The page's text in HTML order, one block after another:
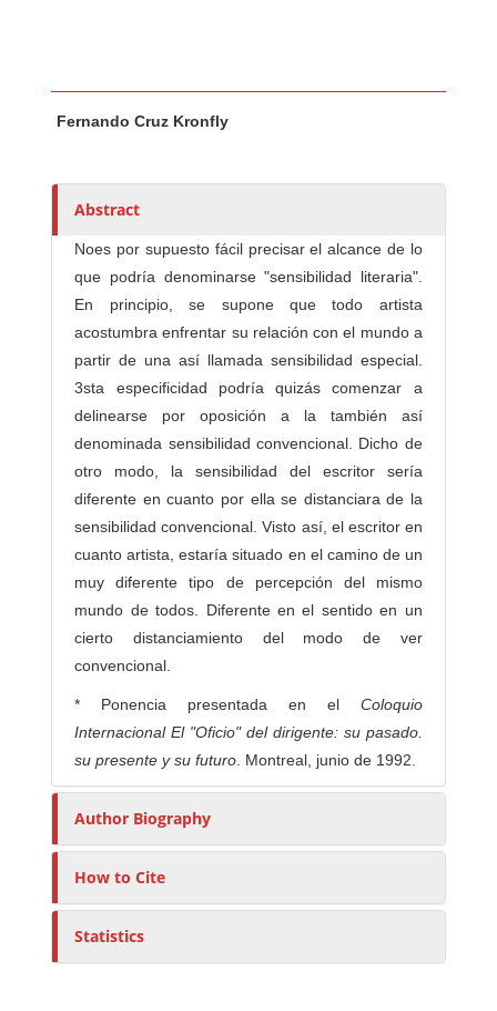
u
h
r
Fernando Cruz Kronfly
Abstract
Noes por supuesto fácil precisar el alcance de lo
que podría denominarse "sensibilidad literaria".
En principio, se supone que todo artista
acostumbra enfrentar su relación con el mundo a
partir de una así llamada sensibilidad especial.
3sta especificidad podría quizás comenzar a
delinearse por oposición a la también así
denominada sensibilidad convencional. Dicho de
otro modo, la sensibilidad del escritor sería
diferente en cuanto por ella se distanciara de la
sensibilidad convencional. Visto así, el escritor en
cuanto artista, estaría situado en el camino de un
muy diferente tipo de percepción del mismo
mundo de todos. Diferente en el sentido en un
cierto distanciamiento del modo de ver
convencional.
* Ponencia presentada en el Coloquio
Internacional El "Oficio" del dirigente: su pasado.
su presente y su futuro . Montreal, junio de 1992.
Author Biography
How to Cite
Statistics